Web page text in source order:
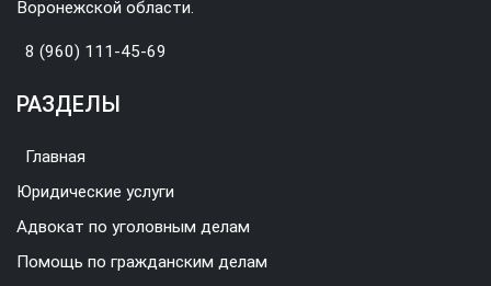
Воронежской области.
8 (960) 111-45-69
РАЗДЕЛЫ
Главная
Юридические услуги
Адвокат по уголовным делам
Помощь по гражданским делам